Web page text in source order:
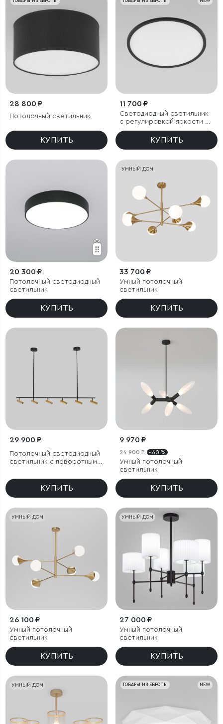
ТОВАРЫ ИЗ ЕВРОПЫ
28 800 ₽
Потолочный светильник
КУПИТЬ
NEW
ТОВАРЫ ИЗ ЕВРОПЫ
11 700 ₽
Светодиодный светильник
с регулировкой яркости и
цветовой температуры
КУПИТЬ
20 300 ₽
Потолочный светодиодный
светильник
КУПИТЬ
УМНЫЙ ДОМ
33 700 ₽
Умный потолочный
светильник
КУПИТЬ
29 900 ₽
Потолочный светодиодный
светильник с поворотным
КУПИТЬ
9 970 ₽
24 900 ₽ - 60 %
Умный потолочный
светильник
КУПИТЬ
УМНЫЙ ДОМ
26 100 ₽
Умный потолочный
светильник
КУПИТЬ
УМНЫЙ ДОМ
27 000 ₽
Умный потолочный
светильник
КУПИТЬ
УМНЫЙ ДОМ NEW
ТОВАРЫ ИЗ ЕВРОПЫ